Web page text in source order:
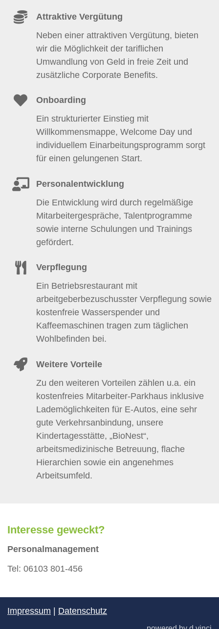
Attraktive Vergütung
Neben einer attraktiven Vergütung, bieten
wir die Möglichkeit der tariflichen
Umwandlung von Geld in freie Zeit und
zusätzliche Corporate Benefits.
Onboarding
Ein strukturierter Einstieg mit
Willkommensmappe, Welcome Day und
individuellem Einarbeitungsprogramm sorgt
für einen gelungenen Start.
Personalentwicklung
Die Entwicklung wird durch regelmäßige
Mitarbeitergespräche, Talentprogramme
sowie interne Schulungen und Trainings
gefördert.
Verpflegung
Ein Betriebsrestaurant mit
arbeitgeberbezuschusster Verpflegung sowie
kostenfreie Wasserspender und
Kaffeemaschinen tragen zum täglichen
Wohlbefinden bei.
Weitere Vorteile
Zu den weiteren Vorteilen zählen u.a. ein
kostenfreies Mitarbeiter-Parkhaus inklusive
Lademöglichkeiten für E-Autos, eine sehr
gute Verkehrsanbindung, unsere
Kindertagesstätte, „BioNest“,
arbeitsmedizinische Betreuung, flache
Hierarchien sowie ein angenehmes
Arbeitsumfeld.
Interesse geweckt?
Personalmanagement
Tel: 06103 801-456
Impressum Datenschutz